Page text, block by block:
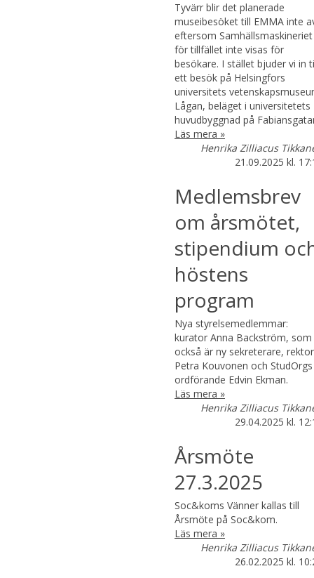
Tyvärr blir det planerade
museibesöket till EMMA inte
eftersom Samhällsmaskineriet
för tillfället inte visas för
besökare. I stället bjuder vi in
ett besök på Helsingfors
universitets
Lågan, beläget i universitetets
huvudbyggnad på
Läs mera »
Henrika Zilliacus
21.09.2025 kl.
Medlemsbrev
om årsmötet,
stipendium
höstens
program
Nya styrelsemedlemmar:
kurator Anna Backström, som
också är ny sekreterare, rektor
Petra Kouvonen och StudOrgs
ordförande Edvin Ekman.
Läs mera »
Henrika Zilliacus
29.04.2025 kl.
Årsmöte
27.3.2025
Soc&koms Vänner kallas till
Årsmöte på Soc&kom.
Läs mera »
Henrika Zilliacus
26.02.2025 kl.